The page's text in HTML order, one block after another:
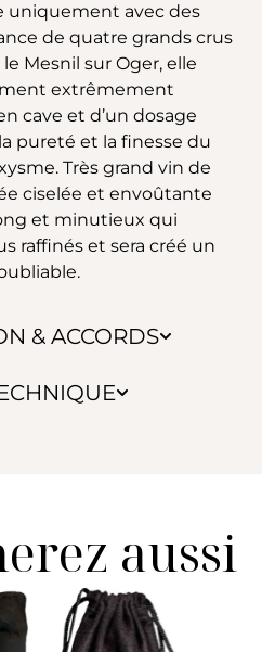
& ACCORDS
uniquement avec des
de quatre grands crus
Mesnil sur Oger, elle
extrêmement
cave et d’un dosage
pureté et la finesse du
Très grand vin de
ciselée et envoûtante
et minutieux qui
raffinés et sera créé un
aussi